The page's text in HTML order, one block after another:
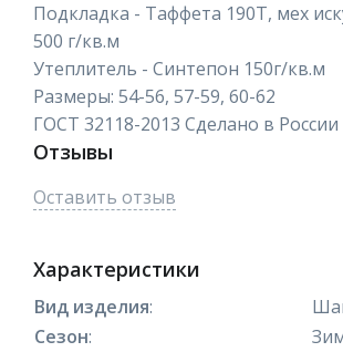
Подкладка - Таффета 190Т, мех
500 г/кв.м
Утеплитель - Синтепон 150г/кв.м
Размеры: 54-56, 57-59, 60-62
ГОСТ 32118-2013 Сделано в России
Отзывы
Оставить отзыв
Характеристики
Вид изделия:
Сезон: